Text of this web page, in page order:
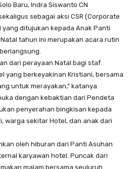
Baru, Indra Siswanto CN
sebagai aksi CSR (Corporate
yang ditujukan kepada Anak Panti
tahun ini merupakan acara rutin
dari perayaan Natal bagi staf
yang berkeyakinan Kristiani, bersama
untuk merayakan,” katanya.
dengan kebaktian dari Pendeta
penyerahan bingkisan kepada
warga sekitar Hotel, dan anak dari
oleh hiburan dari Panti Asuhan
karyawan hotel. Puncak dari
malam bersama seuluruh